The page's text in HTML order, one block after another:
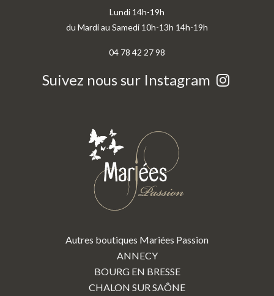
Lundi 14h-19h
du Mardi au Samedi 10h-13h 14h-19h
04 78 42 27 98
Suivez nous sur Instagram
Autres boutiques Mariées Passion
ANNECY
BOURG EN BRESSE
CHALON SUR SAÔNE